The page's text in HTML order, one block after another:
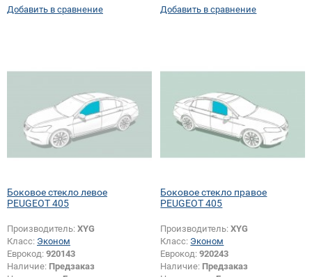
Добавить в сравнение Добавить в сравнение
Боковое стекло левое
PEUGEOT 405
Производитель: XYG
Класс: Эконом
Еврокод: 920143
Наличие: Предзаказ
Боковое стекло правое
PEUGEOT 405
Производитель:XYG
Класс: Эконом
Еврокод:920243
Наличие: Предзаказ